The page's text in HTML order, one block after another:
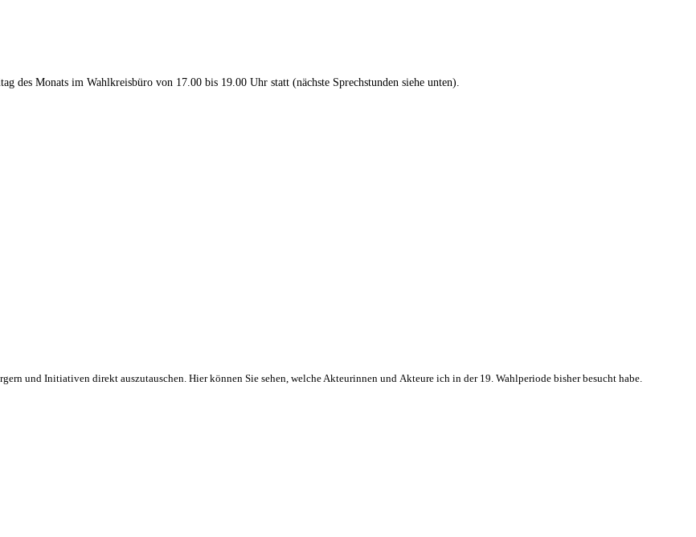
des Monats im Wahlkreisbüro von 17.00 bis 19.00 Uhr statt (nächste Sprechstunden siehe unten).
und Initiativen direkt auszutauschen. Hier können Sie sehen, welche Akteurinnen und Akteure ich in der 19. Wahlperiode bisher besucht habe.